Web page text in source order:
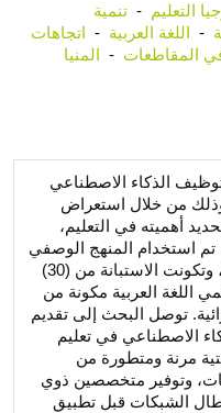
التعليم -تنمية
- اللغة العربية - اتجاهات
في المقاطعات - المنيا
الذكاء الاصطناعي
من خلال استعراض
أهميته في التعليم،
تم استخدام المنهج الوصفي
من خلال استبانة كأداة لجمع البيانات، وتكونت الاستبانة من (30)
اللغة العربية مكونة من
توصل البحث إلى تقديم
الاصطناعي في تعليم
مرنة ومتطورة من
وتوفير متخصصين ذوي
الشبكات قبل تطبيق